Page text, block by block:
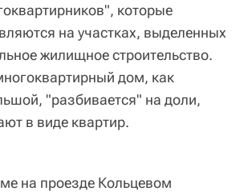
которые
на участках, выделенных
жилищное строительство.
дом, как
"разбивается" на доли,
в виде квартир.
на проезде Кольцевом